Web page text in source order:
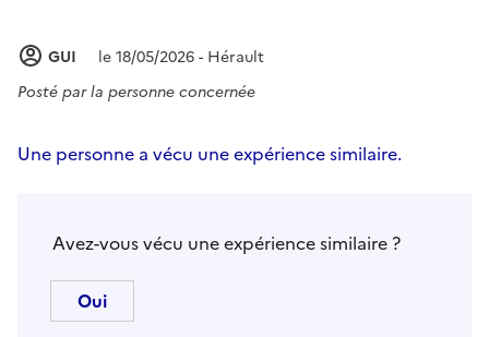
GUI
le 18/05/2026 - Hérault
Posté parla personne concernée
Une personne a vécu une expérience similaire.
Avez-vous vécu une expérience similaire ?